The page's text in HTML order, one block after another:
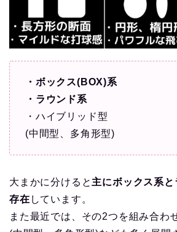
・ボックス(BOX)系
・ラウンド系
・ハイブリッド型
(中間型、多角形型)
大まかに分けると 主にボックス系
存在 しています。
また最近では、その2つを組み合わ